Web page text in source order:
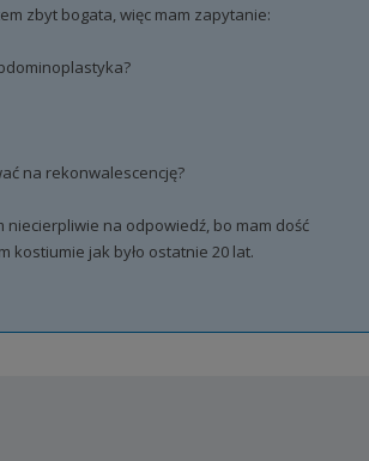
zbyt bogata, więc mam zapytanie:
na rekonwalescencję?
niecierpliwie na odpowiedź, bo mam dość
kostiumie jak było ostatnie 20 lat.